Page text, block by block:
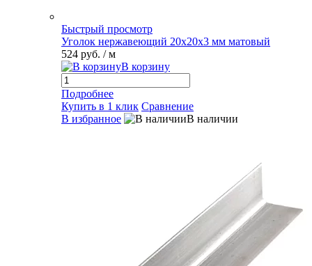
Быстрый просмотр
Уголок нержавеющий 20х20х3 мм матовый
524 руб. / м
В корзину
Подробнее
Купить в 1 клик Сравнение
В избранное
В наличии